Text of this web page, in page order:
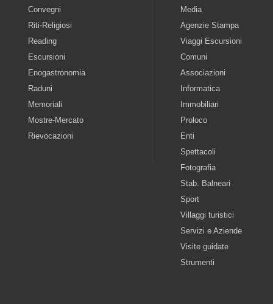
Convegni
Riti-Religiosi
Reading
Escursioni
Enogastronomia
Raduni
Memoriali
Mostre-Mercato
Rievocazioni
Media
Agenzie Stampa
Viaggi Escursioni
Comuni
Associazioni
Informatica
Immobiliari
Proloco
Enti
Spettacoli
Fotografia
Stab. Balneari
Sport
Villaggi turistici
Servizi e Aziende
Visite guidate
Strumenti